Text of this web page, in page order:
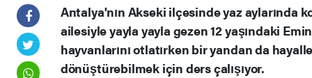
Antalya'nın Akseki ilçesinde yaz aylarında
ailesiyle yayla yayla gezen 12 yaşındaki
hayvanlarını otlatırken bir yandan da
dönüştürebilmek için ders çalışıyor.